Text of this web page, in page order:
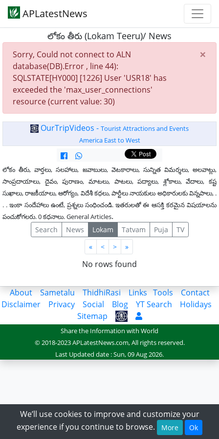
APLatestNews
లోకం తీరు (Lokam Teeru)/ News
×
Sorry, Could not connect to ALN
database(DB).Error , line 44):
SQLSTATE[HY000] [1226] User 'USR18' has
exceeded the 'max_user_connections'
resource (current value: 30)
OurTripVideos - Tourist Attractions and Events
America East to West
లోకం తీరు, వార్తలు, సలహాలు, జవాబులు, వెటకారాలు, సున్నిత విమర్శలు, అలవాట్లు,
సాంప్రదాయాలు, దైవం, పురాణం, మాటలు, పాటలు, పద్యాలు, శ్లోకాలు, వేదాలు, కష్ట
సుఖాలు, రాజకీయాలు, ఆరోగ్యం, విదేశీ కధలు, పార్టీలు నాయకులు అధికారులకు విన్నపాలు, .
. . ఇంకా సందేహాలు ఉంటే, ప్రశ్నలు సంధించండి. ఇతరులతో ఈ ఆసక్తి కరమైన విషయాలను
పంచుకోగలరు. 0 కధనాలు. General Articles.
Search News Lokam Tatvam Puja
TV
«First
< > »Last
No rows found
About Sametalu ThidhiRasi Links Tools
Contact
Disclaimer
Privacy Social Blog YT Search
Holidays
Sitemap
Share the Information with World
© 2018-2023 APLatestNews.com, All rights reserved.
Last Updated date : Sun, 09 Aug 2026.
We’ll use cookies to improve and customize your
experience if you continue to browse.
More Ok